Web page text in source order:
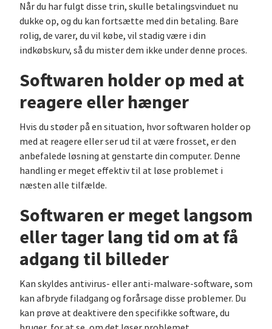
Når du har fulgt disse trin, skulle betalingsvinduet nu
dukke op, og du kan fortsætte med din betaling. Bare
rolig, de varer, du vil købe, vil stadig være i din
indkøbskurv, så du mister dem ikke under denne proces.
Softwaren holder op med at
reagere eller hænger
Hvis du støder på en situation, hvor softwaren holder op
med at reagere eller ser ud til at være frosset, er den
anbefalede løsning at genstarte din computer. Denne
handling er meget effektiv til at løse problemet i
næsten alle tilfælde.
Softwaren er meget langsom
eller tager lang tid om at få
adgang til billeder
Kan skyldes antivirus- eller anti-malware-software, som
kan afbryde filadgang og forårsage disse problemer. Du
kan prøve at deaktivere den specifikke software, du